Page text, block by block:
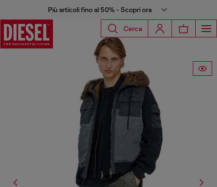
Più articoli fino al 50% - Scopri ora
Cerca